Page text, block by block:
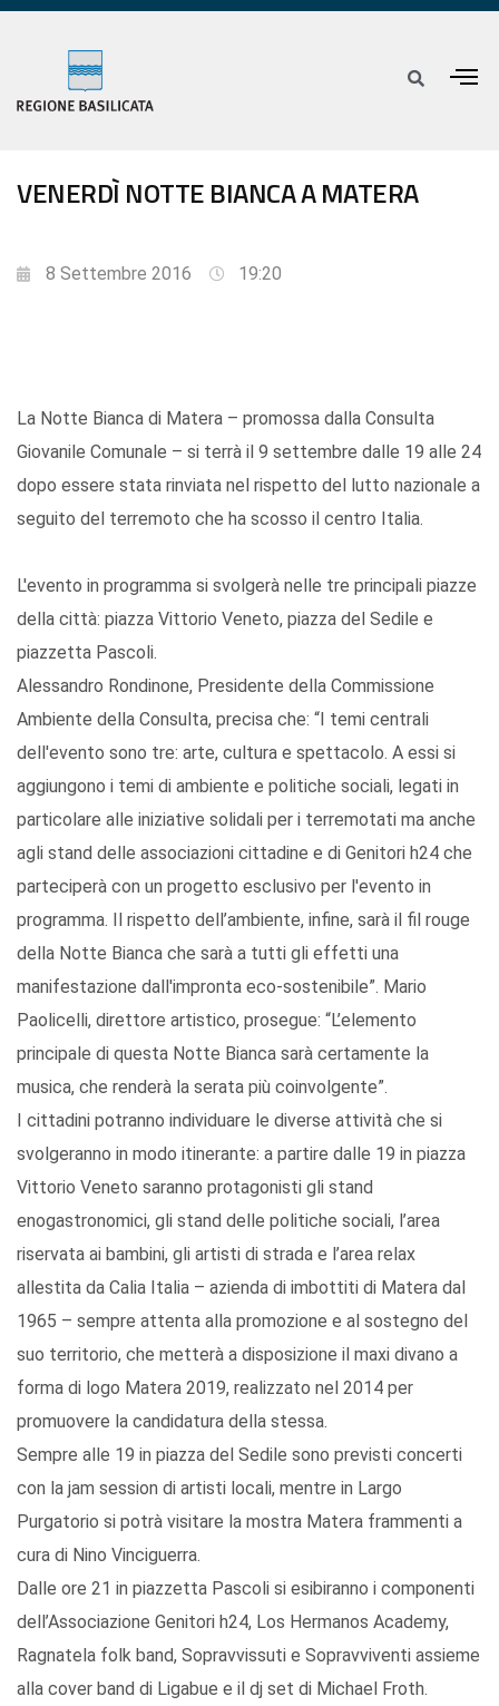
VENERDÌ NOTTE BIANCA A MATERA
8 Settembre 2016 19:20
La Notte Bianca di Matera – promossa dalla Consulta
Giovanile Comunale – si terrà il 9 settembre dalle 19 alle 24
dopo essere stata rinviata nel rispetto del lutto nazionale a
seguito del terremoto che ha scosso il centro Italia.
L'evento in programma si svolgerà nelle tre principali piazze
della città: piazza Vittorio Veneto, piazza del Sedile e
piazzetta Pascoli.
Alessandro Rondinone, Presidente della Commissione
Ambiente della Consulta, precisa che: “I temi centrali
dell'evento sono tre: arte, cultura e spettacolo. A essi si
aggiungono i temi di ambiente e politiche sociali, legati in
particolare alle iniziative solidali per i terremotati ma anche
agli stand delle associazioni cittadine e di Genitori h24 che
parteciperà con un progetto esclusivo per l'evento in
programma. Il rispetto dell’ambiente, infine, sarà il fil rouge
della Notte Bianca che sarà a tutti gli effetti una
manifestazione dall'impronta eco-sostenibile”. Mario
Paolicelli, direttore artistico, prosegue: “L’elemento
principale di questa Notte Bianca sarà certamente la
musica, che renderà la serata più coinvolgente”.
I cittadini potranno individuare le diverse attività che si
svolgeranno in modo itinerante: a partire dalle 19 in piazza
Vittorio Veneto saranno protagonisti gli stand
enogastronomici, gli stand delle politiche sociali, l’area
riservata ai bambini, gli artisti di strada e l’area relax
allestita da Calia Italia – azienda di imbottiti di Matera dal
1965 – sempre attenta alla promozione e al sostegno del
suo territorio, che metterà a disposizione il maxi divano a
forma di logo Matera 2019, realizzato nel 2014 per
promuovere la candidatura della stessa.
Sempre alle 19 in piazza del Sedile sono previsti concerti
con la jam session di artisti locali, mentre in Largo
Purgatorio si potrà visitare la mostra Matera frammenti a
cura di Nino Vinciguerra.
Dalle ore 21 in piazzetta Pascoli si esibiranno i componenti
dell’Associazione Genitori h24, Los Hermanos Academy,
Ragnatela folk band, Sopravvissuti e Sopravviventi assieme
alla cover band di Ligabue e il dj set di Michael Froth.